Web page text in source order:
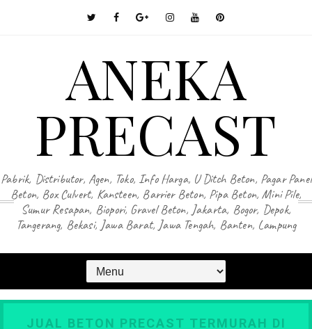
ANEKA
PRECAST
Pabrik, Distributor, Agen, Toko, Info Harga, U Ditch Beton, Pagar Panel
Beton, Box Culvert, Kansteen, Barrier Beton, Pipa Beton, Mini Pile,
Sumur Resapan, Biopori, Gravel Beton, Jakarta, Bogor, Depok,
Tangerang, Bekasi, Jawa Barat, Jawa Tengah, Banten, Lampung
JUAL BETON PRECAST TERMURAH DI